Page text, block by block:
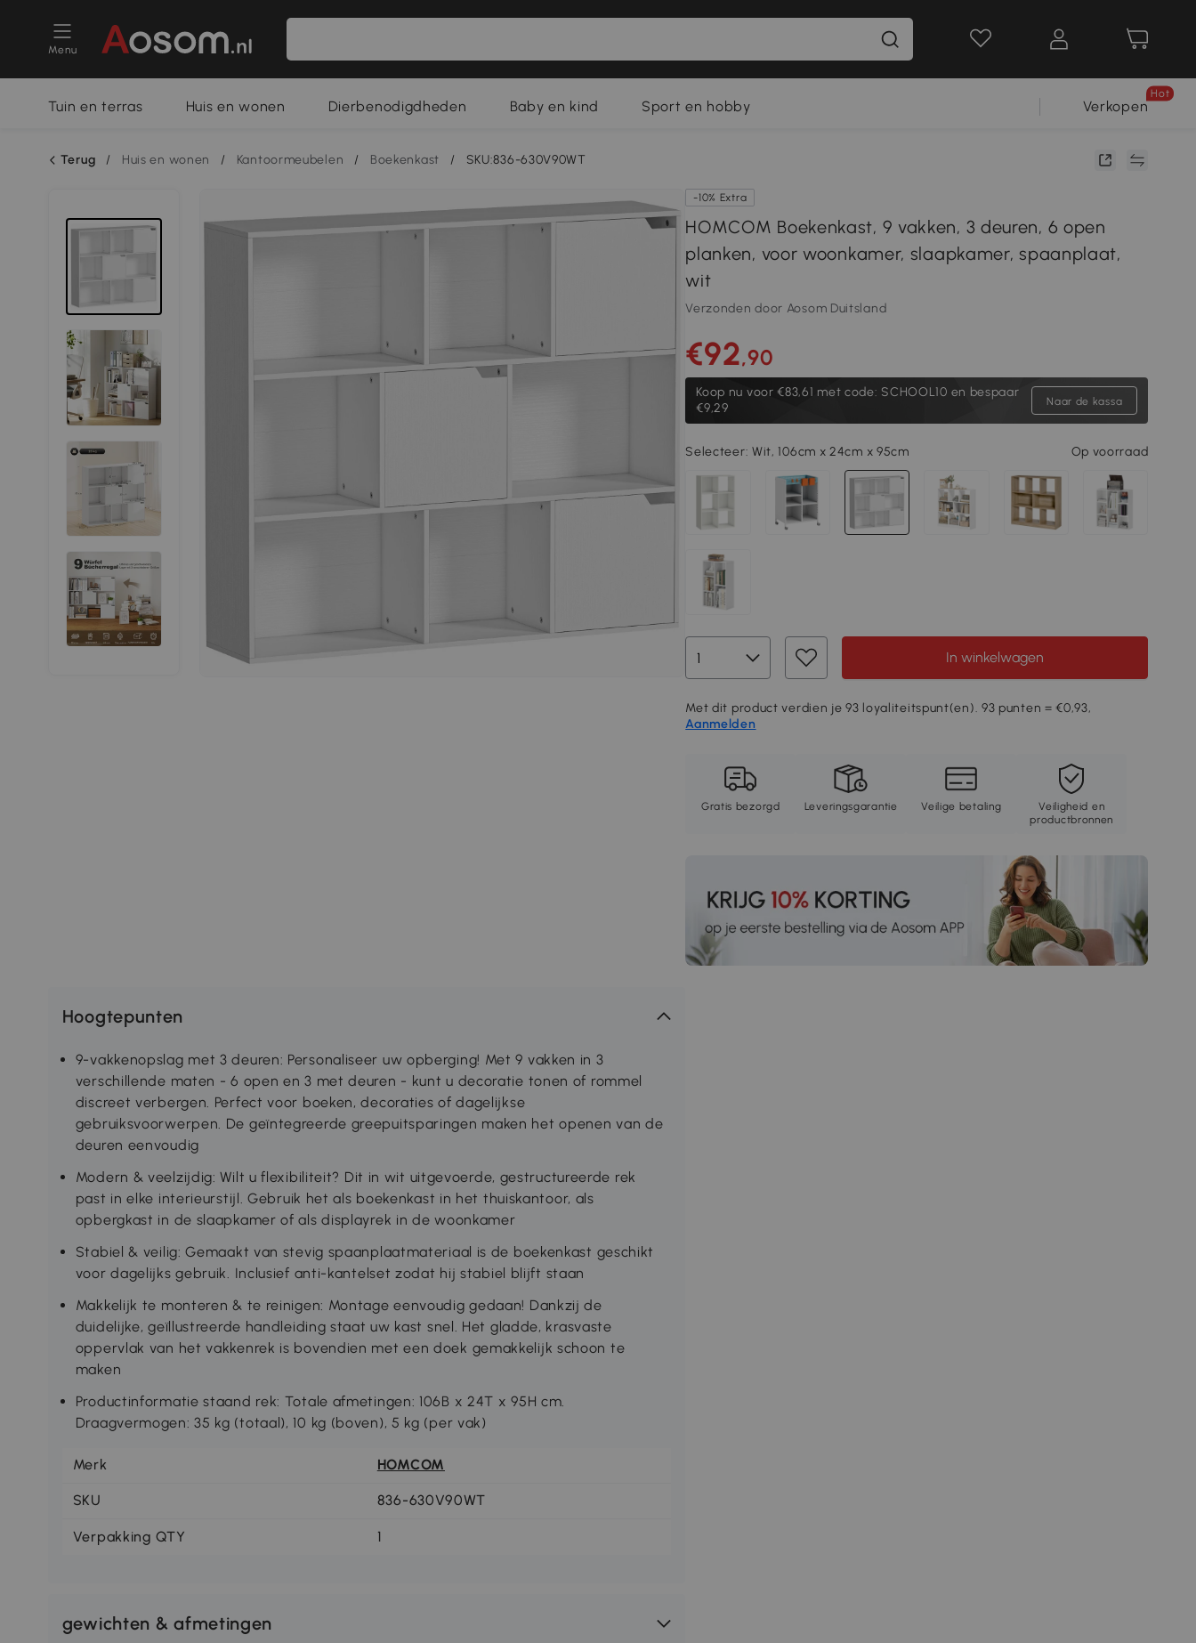
Menu
Tuin en terras Huis en wonen Dierbenodigdheden Baby en kind Sport en hobby Verkopen
Hot
Terug / Huis en wonen / Kantoormeubelen / Boekenkast / SKU:836-630V90WT
-10% Extra
HOMCOM Boekenkast, 9 vakken, 3 deuren, 6 open
planken, voor woonkamer, slaapkamer, spaanplaat,
wit
Verzonden door Aosom Duitsland
€92,90
Koop nu voor€83,61 met code: SCHOOL10 en bespaar
€9,29
Naar de kassa
Selecteer: Wit, 106cm x 24cm x 95cm Op voorraad
In winkelwagen
Met dit product verdien je 93 loyaliteitspunt(en). 93 punten = €0,93,
Aanmelden
Gratis bezorgd Leveringsgarantie Veilige betaling
Veiligheid en
productbronnen
Hoogtepunten
9-vakkenopslag met 3 deuren: Personaliseer uw opberging! Met 9 vakken in 3
verschillende maten - 6 open en 3 met deuren - kunt u decoratie tonen of rommel
discreet verbergen. Perfect voor boeken, decoraties of dagelijkse
gebruiksvoorwerpen. De geïntegreerde greepuitsparingen maken het openen van de
deuren eenvoudig
Modern & veelzijdig: Wilt u flexibiliteit? Dit in wit uitgevoerde, gestructureerde rek
past in elke interieurstijl. Gebruik het als boekenkast in het thuiskantoor, als
opbergkast in de slaapkamer of als displayrek in de woonkamer
Stabiel & veilig: Gemaakt van stevig spaanplaatmateriaal is de boekenkast geschikt
voor dagelijks gebruik. Inclusief anti-kantelset zodat hij stabiel blijft staan
Makkelijk te monteren & te reinigen: Montage eenvoudig gedaan! Dankzij de
duidelijke, geïllustreerde handleiding staat uw kast snel. Het gladde, krasvaste
oppervlak van het vakkenrek is bovendien met een doek gemakkelijk schoon te
maken
Productinformatie staand rek: Totale afmetingen: 106B x 24T x 95H cm.
Draagvermogen: 35 kg (totaal), 10 kg (boven), 5 kg (per vak)
Merk HOMCOM
SKU 836-630V90WT
Verpakking QTY 1
gewichten & afmetingen